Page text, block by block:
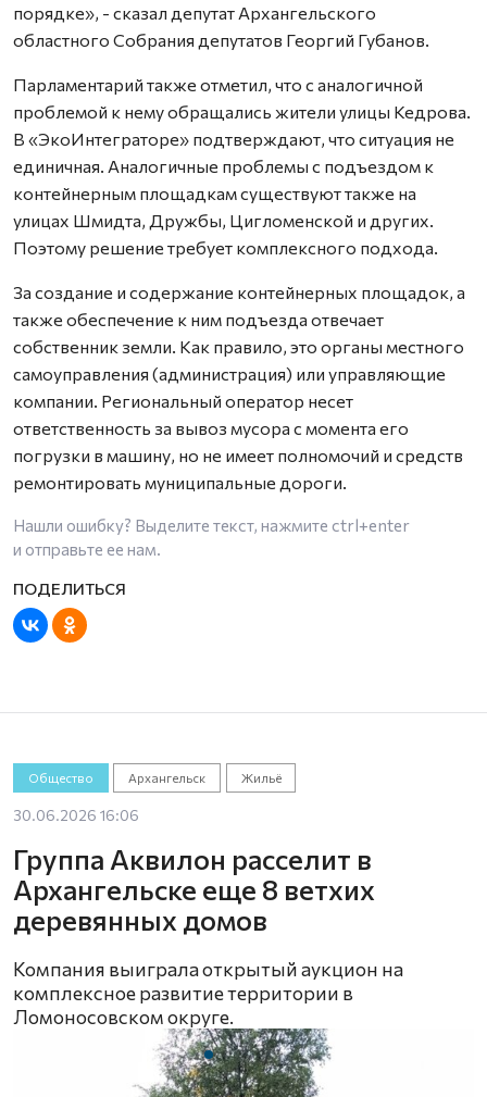
порядке», - сказал депутат Архангельского
областного Собрания депутатов Георгий Губанов.
Парламентарий также отметил, что с аналогичной
проблемой к нему обращались жители улицы Кедрова.
В «ЭкоИнтеграторе» подтверждают, что ситуация не
единичная. Аналогичные проблемы с подъездом к
контейнерным площадкам существуют также на
улицах Шмидта, Дружбы, Цигломенской и других.
Поэтому решение требует комплексного подхода.
За создание и содержание контейнерных площадок, а
также обеспечение к ним подъезда отвечает
собственник земли. Как правило, это органы местного
самоуправления (администрация) или управляющие
компании. Региональный оператор несет
ответственность за вывоз мусора с момента его
погрузки в машину, но не имеет полномочий и средств
ремонтировать муниципальные дороги.
Нашли ошибку? Выделите текст, нажмите ctrl+enter
и отправьте ее нам.
Общество Архангельск Жильё
30.06.2026 16:06
Группа Аквилон расселит в
Архангельске еще 8 ветхих
деревянных домов
Компания выиграла открытый аукцион на
комплексное развитие территории в
Ломоносовском округе.